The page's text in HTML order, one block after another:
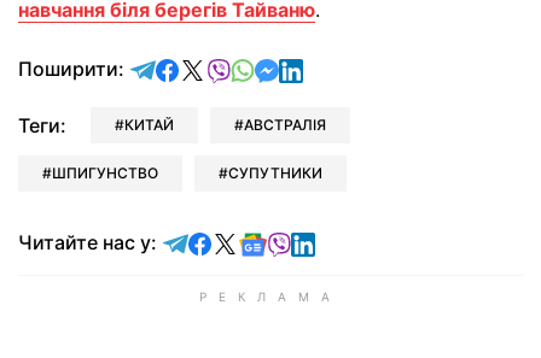
навчання біля берегів Тайваню.
Поширити: відправити у Telegram
поділитись у Facebook
поділитись у X
відправити у Viber
відправити у Whatsapp
відправити у Messenger
відправити у LinkedIn
Теги: КИТАЙ АВСТРАЛІЯ
ШПИГУНСТВО СУПУТНИКИ
Читайте нас у: Читайте у Telegram
Читайте у Facebook
Читайте у X
Читайте у Google news
Читайте у Viber
Читайте у LinkedIn